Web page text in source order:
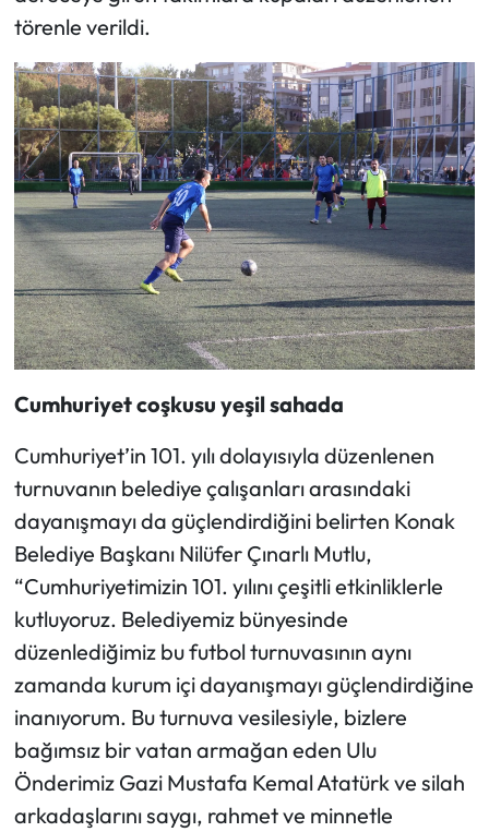
törenle verildi.
Cumhuriyet coşkusu yeşil sahada
Cumhuriyet’in 101. yılı dolayısıyla düzenlenen
turnuvanın belediye çalışanları arasındaki
dayanışmayı da güçlendirdiğini belirten Konak
Belediye Başkanı Nilüfer Çınarlı Mutlu,
“Cumhuriyetimizin 101. yılını çeşitli etkinliklerle
kutluyoruz. Belediyemiz bünyesinde
düzenlediğimiz bu futbol turnuvasının aynı
zamanda kurum içi dayanışmayı güçlendirdiğine
inanıyorum. Bu turnuva vesilesiyle, bizlere
bağımsız bir vatan armağan eden Ulu
Önderimiz Gazi Mustafa Kemal Atatürk ve silah
arkadaşlarını saygı, rahmet ve minnetle